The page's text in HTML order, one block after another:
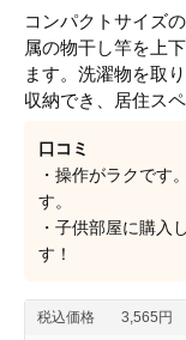
コンパクトサイズ
属の物干し竿を上
ます。洗濯物を取
収納でき、居住ス
口コミ
・操作がラクです
す。
・子供部屋に購入
す！
税込価格 3,565円